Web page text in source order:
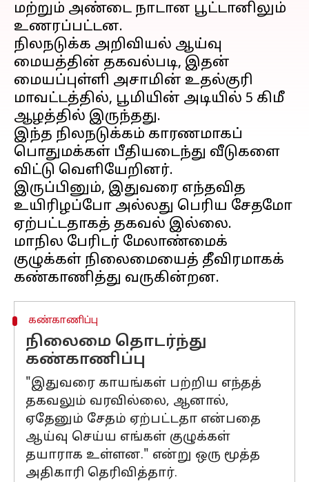
மற்றும் அண்டை நாடான பூட்டானிலும்
உணரப்பட்டன.
நிலநடுக்க அறிவியல் ஆய்வு
மையத்தின் தகவல்படி, இதன்
மையப்புள்ளி அசாமின் உதல்குரி
மாவட்டத்தில், பூமியின் அடியில் 5 கிமீ
ஆழத்தில் இருந்தது.
இந்த நிலநடுக்கம் காரணமாகப்
பொதுமக்கள் பீதியடைந்து வீடுகளை
விட்டு வெளியேறினர்.
இருப்பினும், இதுவரை எந்தவித
உயிரிழப்போ அல்லது பெரிய சேதமோ
ஏற்பட்டதாகத் தகவல் இல்லை.
மாநில பேரிடர் மேலாண்மைக்
குழுக்கள் நிலைமையைத் தீவிரமாகக்
கண்காணிப்பு
நிலைமை தொடர்ந்து
கண்காணிப்பு
"இதுவரை காயங்கள் பற்றிய எந்தத்
தகவலும் வரவில்லை, ஆனால்,
ஏதேனும் சேதம் ஏற்பட்டதா என்பதை
ஆய்வு செய்ய எங்கள் குழுக்கள்
தயாராக உள்ளன." என்று ஒரு மூத்த
அதிகாரி தெரிவித்தார்.